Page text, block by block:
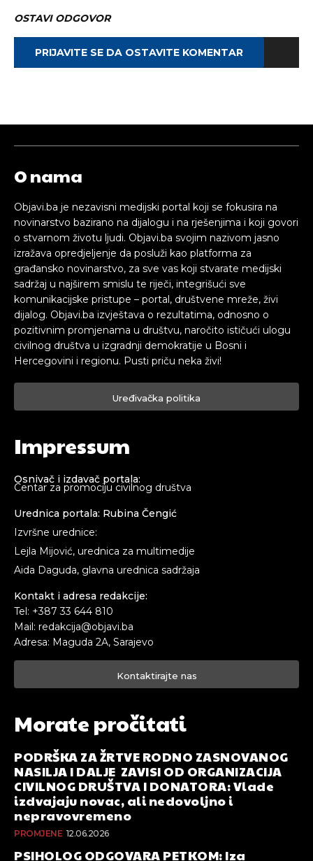
OSTAVI ODGOVOR
PRIJAVITE SE DA OSTAVITE KOMENTAR
O nama
Objavi.ba je nezavisni medijski portal koji se fokusira na
novinarstvo bazirano na dijalogu i na rješenjima i koji govori
o stvarnom životu ljudi. Objavi.ba svojim nazivom jasno
izražava opredjeljenje da posluži kao platforma za
građansko novinarstvo, za sve vas koji stvarate medijski
sadržaj u najširem smislu te riječi, integrišući sve
komunikacijske pristupe – portal, društvene mreže, živi
dijalog. Objavi.ba izvještava o rezultatima, odnosno o
pozitivnim promjenama u društvu, naročito ističući ulogu
civilnog društva u izgradnji demokratije u Bosni i
Hercegovini i regionu. Pusti priču neka živi!
Uređivačka politika
Impressum
Osnivač i izdavač portala:
Centar za promociju civilnog društva
Urednica portala: Rubina Čengić
Izvršne urednice:
Lejla Mijović, urednica za multimedije
Aida Daguda, glavna urednica sadržaja
Kontakt i adresa redakcije:
Tel: +387 33 644 810
Mail: redakcija@objavi.ba
Adresa: Maguda 2A, Sarajevo
Kontaktirajte nas
Morate pročitati
PODRŠKA ZA ŽRTVE RODNO ZASNOVANOG
NASILJA I DALJE ZAVISI OD ORGANIZACIJA
CIVILNOG DRUŠTVA I DONATORA: Vlade
izdvajaju novac, ali nedovoljno i
nepravovremeno
PROMJENE 12.06.2026
PSIHOLOG ODGOVARA PETKOM: Iza